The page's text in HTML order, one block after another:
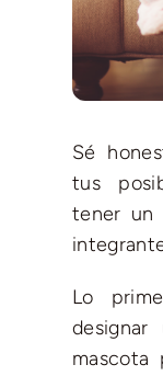
Sé
tus
tener un
Lo
mascota